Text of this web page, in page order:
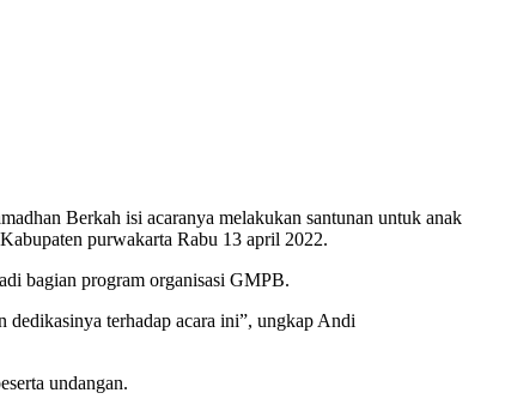
Berkah isi acaranya melakukan santunan untuk anak
purwakarta Rabu 13 april 2022.
bagian program organisasi GMPB.
dedikasinya terhadap acara ini”, ungkap Andi
undangan.